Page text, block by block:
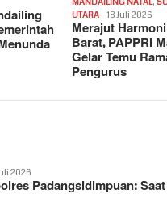
UTARA
18 Juli 2026
Merajut
Barat, PAPPRI
Gelar Temu
Pengurus
2026
Padangsidimpuan: